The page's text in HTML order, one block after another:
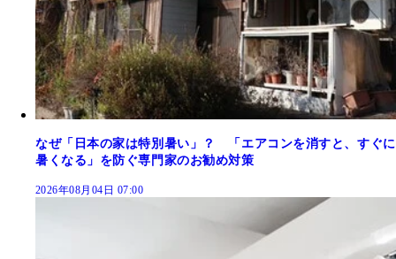
なぜ「日本の家は特別暑い」？ 「エアコンを消すと、すぐに
暑くなる」を防ぐ専門家のお勧め対策
2026年08月04日 07:00